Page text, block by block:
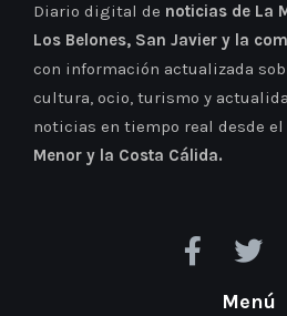
Diario digital de noticias de La
Los Belones, San Javier y la
con información actualizada
cultura, ocio, turismo y
noticias en tiempo real desde el
Menor y la Costa Cálida.
Menú